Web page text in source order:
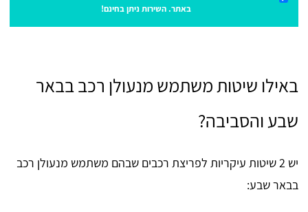
באתר. השירות ניתן בחינם!
באילו שיטות משתמש מנעולן רכב בבאר
שבע והסביבה?
יש 2 שיטות עיקריות לפריצת רכבים שבהם משתמש מנעולן רכב
בבאר שבע: